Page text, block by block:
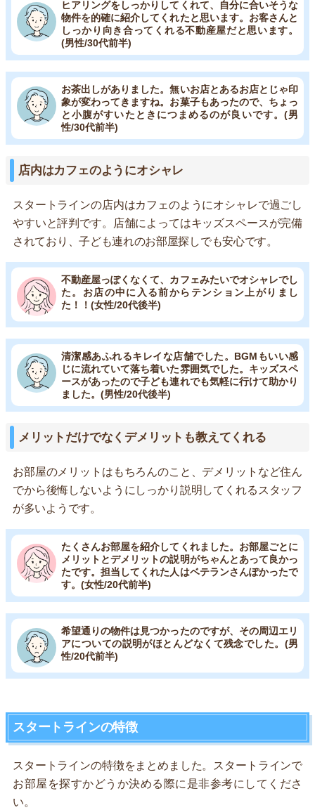
ヒアリングをしっかりしてくれて、自分に合いそうな
物件を的確に紹介してくれたと思います。お客さんと
しっかり向き合ってくれる不動産屋だと思います。
(男性/30代前半)
お茶出しがありました。無いお店とあるお店とじゃ印
象が変わってきますね。お菓子もあったので、ちょっ
と小腹がすいたときにつまめるのが良いです。(男
性/30代前半)
店内はカフェのようにオシャレ
スタートラインの店内はカフェのようにオシャレで過ごし
やすいと評判です。店舗によってはキッズスペースが完備
されており、子ども連れのお部屋探しでも安心です。
不動産屋っぽくなくて、カフェみたいでオシャレでし
た。お店の中に入る前からテンション上がりまし
た！！(女性/20代後半)
清潔感あふれるキレイな店舗でした。BGMもいい感
じに流れていて落ち着いた雰囲気でした。キッズスペ
ースがあったので子ども連れでも気軽に行けて助かり
ました。(男性/20代後半)
メリットだけでなくデメリットも教えてくれる
お部屋のメリットはもちろんのこと、デメリットなど住ん
でから後悔しないようにしっかり説明してくれるスタッフ
が多いようです。
たくさんお部屋を紹介してくれました。お部屋ごとに
メリットとデメリットの説明がちゃんとあって良かっ
たです。担当してくれた人はベテランさんぽかったで
す。(女性/20代前半)
希望通りの物件は見つかったのですが、その周辺エリ
アについての説明がほとんどなくて残念でした。(男
性/20代前半)
スタートラインの特徴
スタートラインの特徴をまとめました。スタートラインで
お部屋を探すかどうか決める際に是非参考にしてくださ
い。